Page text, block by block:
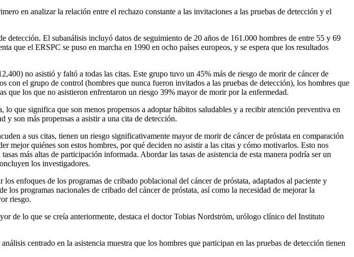
en analizar la relación entre el rechazo constante a las invitaciones a las pruebas de detección y el
detección. El subanálisis incluyó datos de seguimiento de 20 años de 161.000 hombres de entre 55 y 69
que el ERSPC se puso en marcha en 1990 en ocho países europeos, y se espera que los resultados
no asistió y faltó a todas las citas. Este grupo tuvo un 45% más de riesgo de morir de cáncer de
con el grupo de control (hombres que nunca fueron invitados a las pruebas de detección), los hombres que
que los que no asistieron enfrentaron un riesgo 39% mayor de morir por la enfermedad.
que significa que son menos propensos a adoptar hábitos saludables y a recibir atención preventiva en
y son más propensas a asistir a una cita de detección.
a sus citas, tienen un riesgo significativamente mayor de morir de cáncer de próstata en comparación
mejor quiénes son estos hombres, por qué deciden no asistir a las citas y cómo motivarlos. Esto nos
más altas de participación informada. Abordar las tasas de asistencia de esta manera podría ser un
los investigadores.
enfoques de los programas de cribado poblacional del cáncer de próstata, adaptados al paciente y
programas nacionales de cribado del cáncer de próstata, así como la necesidad de mejorar la
riesgo.
de lo que se creía anteriormente, destaca el doctor Tobias Nordström, urólogo clínico del Instituto
centrado en la asistencia muestra que los hombres que participan en las pruebas de detección tienen